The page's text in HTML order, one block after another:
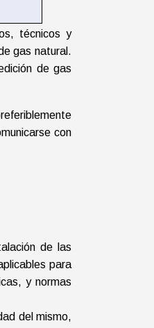
técnicos y
gas natural.
de gas
con
de las
para
y normas
del mismo,